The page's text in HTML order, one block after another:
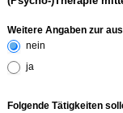
Weitere Angaben zur
nein
ja
Folgende Tätigkeiten